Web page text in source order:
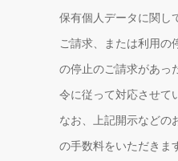
保有個人データに関し
ご請求、または利用の
の停止のご請求があっ
令に従って対応させて
なお、上記開示などの
の手数料をいただきま